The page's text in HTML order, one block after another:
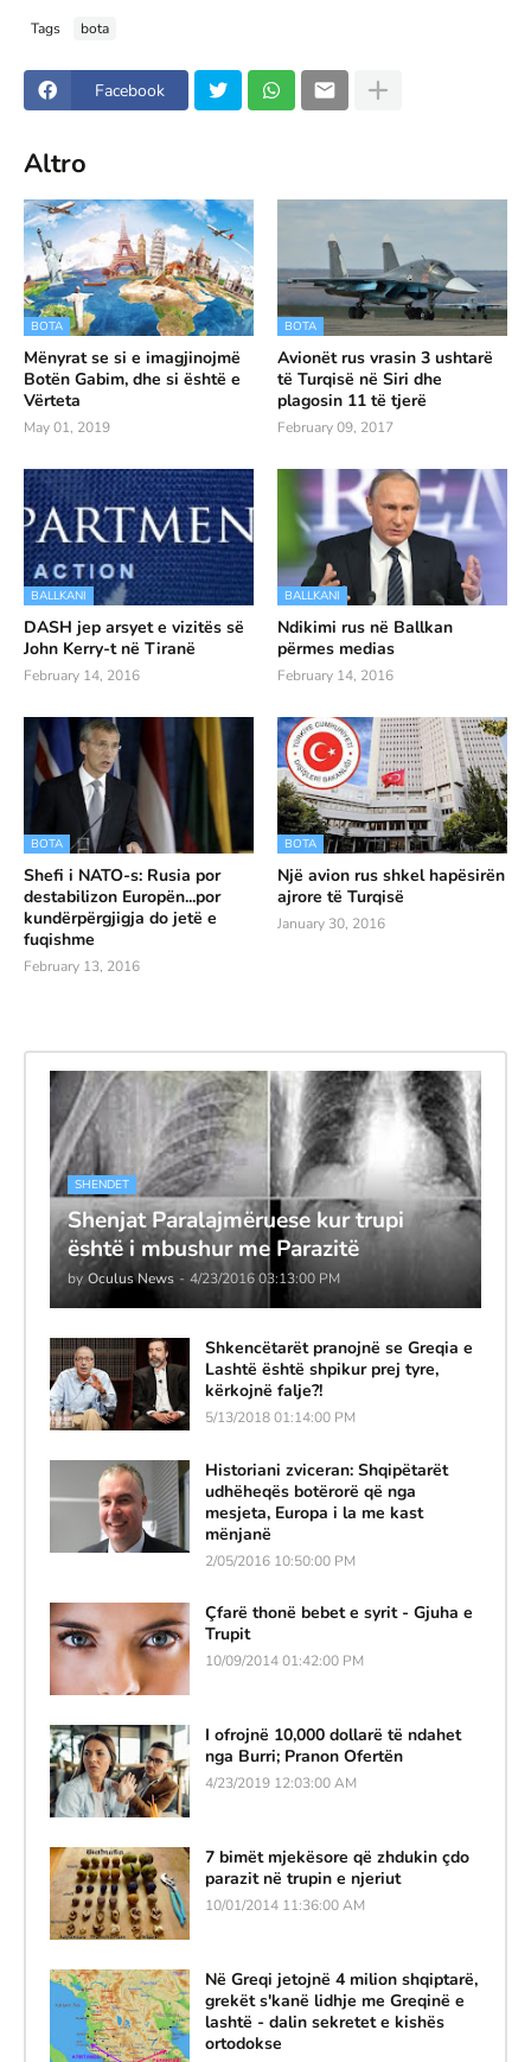
Tags bota
Facebook
Altro
BOTA
Mënyrat se si e imagjinojmë
Botën Gabim, dhe si është e
Vërteta
May 01, 2019
BOTA
Avionët rus vrasin 3 ushtarë
të Turqisë në Siri dhe
plagosin 11 të tjerë
February 09, 2017
BALLKANI
DASH jep arsyet e vizitës së
John Kerry-t në Tiranë
February 14, 2016
BALLKANI
Ndikimi rus në Ballkan
përmes medias
February 14, 2016
BOTA
Shefi i NATO-s: Rusia por
destabilizon Europën...por
kundërpërgjigja do jetë e
fuqishme
February 13, 2016
BOTA
Një avion rus shkel hapësirën
ajrore të Turqisë
January 30, 2016
SHENDET
Shenjat Paralajmëruese kur trupi
është i mbushur me Parazitë
by Oculus News - 4/23/2016 03:13:00 PM
Shkencëtarët pranojnë se Greqia e
Lashtë është shpikur prej tyre,
kërkojnë falje?!
5/13/2018 01:14:00 PM
Historiani zviceran: Shqipëtarët
udhëheqës botërorë që nga
mesjeta, Europa i la me kast
mënjanë
2/05/2016 10:50:00 PM
Çfarë thonë bebet e syrit - Gjuha e
Trupit
10/09/2014 01:42:00 PM
I ofrojnë 10,000 dollarë të ndahet
nga Burri; Pranon Ofertën
4/23/2019 12:03:00 AM
7 bimët mjekësore që zhdukin çdo
parazit në trupin e njeriut
10/01/2014 11:36:00 AM
Në Greqi jetojnë 4 milion shqiptarë,
grekët s'kanë lidhje me Greqinë e
lashtë - dalin sekretet e kishës
ortodokse